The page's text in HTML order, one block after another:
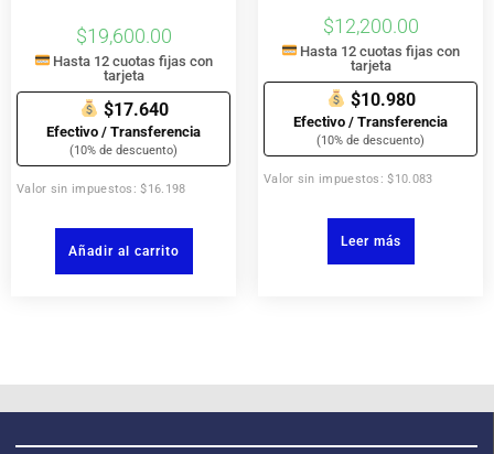
$19,600.00
Hasta 12 cuotas fijas con
tarjeta
$17.640
Efectivo / Transferencia
(10% de descuento)
Valor sin impuestos: $16.198
Añadir al carrito
$12,200.00
Hasta 12 cuotas fijas con
tarjeta
$10.980
Efectivo / Transferencia
(10% de descuento)
Valor sin impuestos: $10.083
Leer más